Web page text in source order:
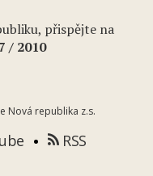
přispějte na
/ 2010
Nová republika z.s.
RSS